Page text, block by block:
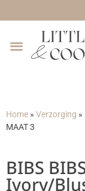
Home » Verzorging »
MAAT 3
BIBS
Ivory/